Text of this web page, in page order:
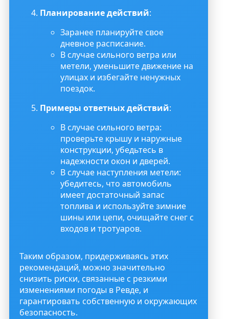
Планирование действий:
Заранее планируйте свое
дневное расписание.
В случае сильного ветра или
метели, уменьшите движение на
улицах и избегайте ненужных
поездок.
Примеры ответных действий:
В случае сильного ветра:
проверьте крышу и наружные
конструкции, убедьтесь в
надежности окон и дверей.
В случае наступления метели:
убедитесь, что автомобиль
имеет достаточный запас
топлива и используйте зимние
шины или цепи, очищайте снег с
входов и тротуаров.
Таким образом, придерживаясь этих
рекомендаций, можно значительно
снизить риски, связанные с резкими
изменениями погоды в Ревде, и
гарантировать собственную и окружающих
безопасность.